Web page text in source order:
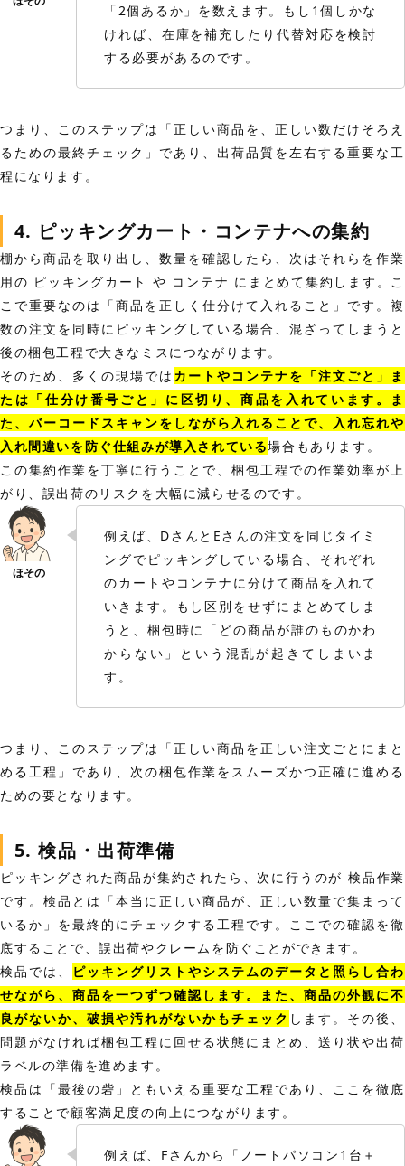
「2個あるか」を数えます。もし1個しかな
ければ、在庫を補充したり代替対応を検討
する必要があるのです。
つまり、このステップは「正しい商品を、正しい数だけそろえ
るための最終チェック」であり、出荷品質を左右する重要な工
程になります。
4. ピッキングカート・コンテナへの集約
棚から商品を取り出し、数量を確認したら、次はそれらを作業
用の ピッキングカート や コンテナ にまとめて集約します。こ
こで重要なのは「商品を正しく仕分けて入れること」です。複
数の注文を同時にピッキングしている場合、混ざってしまうと
後の梱包工程で大きなミスにつながります。
そのため、多くの現場では カートやコンテナを「注文ごと」ま
たは「仕分け番号ごと」に区切り、商品を入れています。ま
た、バーコードスキャンをしながら入れることで、入れ忘れや
入れ間違いを防ぐ仕組みが導入されている場合もあります。
この集約作業を丁寧に行うことで、梱包工程での作業効率が上
がり、誤出荷のリスクを大幅に減らせるのです。
例えば、DさんとEさんの注文を同じタイミ
ングでピッキングしている場合、それぞれ
のカートやコンテナに分けて商品を入れて
いきます。もし区別をせずにまとめてしま
うと、梱包時に「どの商品が誰のものかわ
からない」という混乱が起きてしまいま
す。
つまり、このステップは「正しい商品を正しい注文ごとにまと
める工程」であり、次の梱包作業をスムーズかつ正確に進める
ための要となります。
5. 検品・出荷準備
ピッキングされた商品が集約されたら、次に行うのが 検品作業
です。検品とは「本当に正しい商品が、正しい数量で集まって
いるか」を最終的にチェックする工程です。ここでの確認を徹
底することで、誤出荷やクレームを防ぐことができます。
検品では、
ピッキングリストやシステムのデータと照らし合わ
せながら、商品を一つずつ確認します。また、商品の外観に不
良がないか、破損や汚れがないかもチェック します。その後、
問題がなければ梱包工程に回せる状態にまとめ、送り状や出荷
ラベルの準備を進めます。
検品は「最後の砦」ともいえる重要な工程であり、ここを徹底
することで顧客満足度の向上につながります。
例えば、Fさんから「ノートパソコン1台＋